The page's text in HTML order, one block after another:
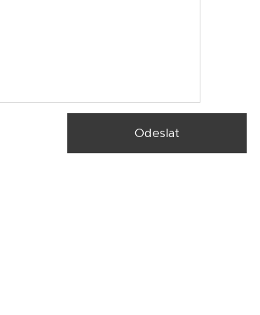
Odeslat